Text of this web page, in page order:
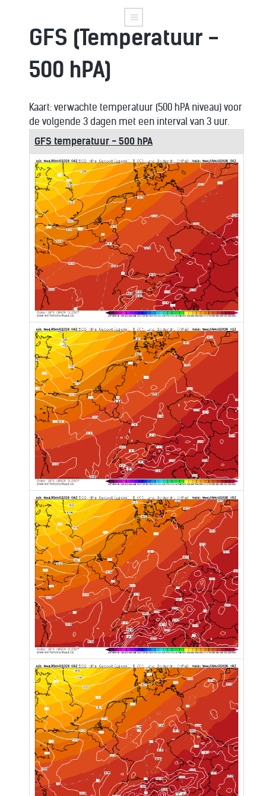
GFS (Temperatuur -
500 hPA)
Kaart: verwachte temperatuur (500 hPA niveau) voor
de volgende 3 dagen met een interval van 3 uur.
GFS temperatuur - 500 hPA